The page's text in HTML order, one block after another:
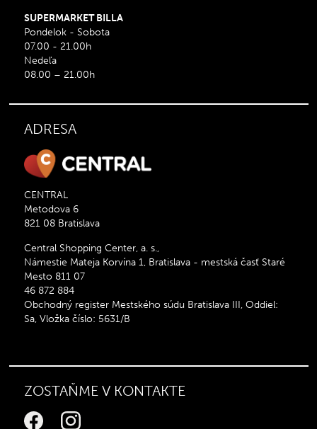
SUPERMARKET BILLA
Pondelok - Sobota
07.00 - 21.00h
Nedeľa
08.00 – 21.00h
ADRESA
CENTRAL
Metodova 6
821 08 Bratislava
Central Shopping Center, a. s.,
Námestie Mateja Korvína 1, Bratislava - mestská časť Staré
Mesto 811 07
46 872 884
Obchodný register Mestského súdu Bratislava III, Oddiel:
Sa, Vložka číslo: 5631/B
ZOSTAŇME V KONTAKTE